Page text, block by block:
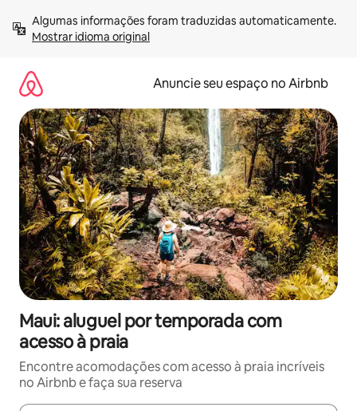
para
Mostrar idioma original
Anuncie seu espaço no Airbnb
Maui: aluguel por temporada com
acesso à praia
Encontre acomodações com acesso à praia incríveis
no Airbnb e faça sua reserva